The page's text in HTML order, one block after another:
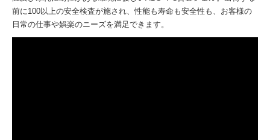
前に100以上の安全検査が施され、性能も寿命も安全性も、お客様の
日常の仕事や娯楽のニーズを満足できます。